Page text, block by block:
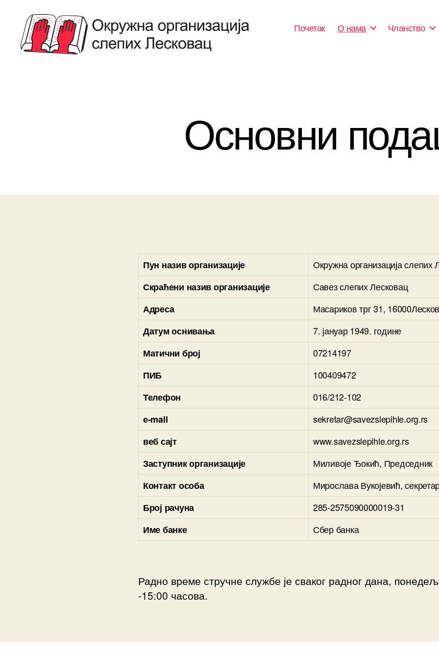
Почетак О нама Чланство
Основни
Пун назив организације
Окружна организација слепих
Скраћени назив организације
Савез слепих Лесковац
Адреса
Масариков трг 31,
Датум оснивања
7. јануар 1949. године
Матични број
07214197
ПИБ
100409472
Телефон
016/212-102
е-mail
sekretar@savezslepihle.org.rs
веб сајт
www.savezslepihle.org.rs
Заступник организације
Миливоје Ђокић, Председник
Контакт особа
Мирослава Вукојевић,
Број рачуна
285-2575090000019-31
Име банке
Сбер банка
Радно време стручне службе је сваког радног дана,
-15:00 часова.